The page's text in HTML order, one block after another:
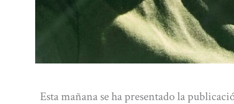
Esta mañana se ha presentado la